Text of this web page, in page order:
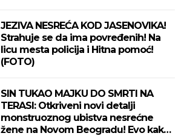
JEZIVA NESREĆA KOD JASENOVIKA!
Strahuje se da ima povređenih! Na
licu mesta policija i Hitna pomoć!
(FOTO)
SIN TUKAO MAJKU DO SMRTI NA
TERASI: Otkriveni novi detalji
monstruoznog ubistva nesrećne
žene na Novom Beogradu! Evo kako